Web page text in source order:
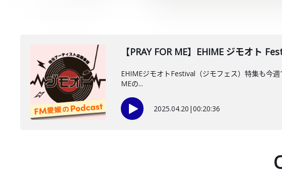
【PRAY FOR ME】EHIME ジモオト
EHIMEジモオトFestival（ジモフェス）特集も今
MEの...
2025.04.20 |00:20:36